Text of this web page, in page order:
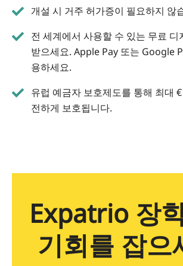
개설 시 거주 허가증이 필요하지 않
전 세계에서 사용할 수 있는 무료 디
받으세요. Apple Pay 또는 Google
용하세요.
유럽 예금자 보호제도를 통해 최대
전하게 보호됩니다.
Expatrio 장
기회를 잡으